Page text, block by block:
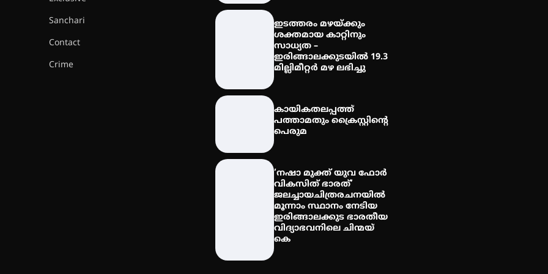
Sanchari
Contact
Crime
ഇടത്തരം മഴയ്ക്കും
ശക്തമായ കാറ്റിനും
സാധ്യത –
ഇരിങ്ങാലക്കുടയിൽ 19.3
മില്ലിമീറ്റർ മഴ ലഭിച്ചു
കായികതലപ്പത്ത്
പത്താമതും ക്രൈസ്റ്റിന്റെ
പെരുമ
‘നഷാ മുക്ത് യുവ ഫോർ
വികസിത് ഭാരത്’
ജലച്ചായചിത്രരചനയിൽ
മൂന്നാം സ്ഥാനം നേടിയ
ഇരിങ്ങാലക്കുട ഭാരതീയ
വിദ്യാഭവനിലെ ചിന്മയ്
കെ